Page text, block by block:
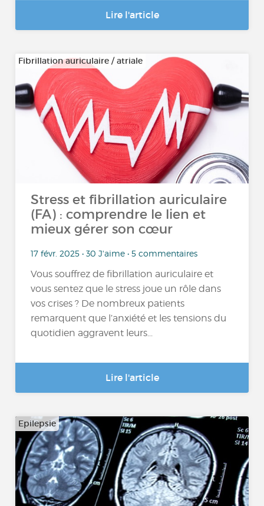
Lire l'article
Fibrillation auriculaire / atriale
Stress et fibrillation auriculaire
(FA) : comprendre le lien et
mieux gérer son cœur
17 févr. 2025 • 30 J'aime • 5 commentaires
Vous souffrez de fibrillation auriculaire et
vous sentez que le stress joue un rôle dans
vos crises ? De nombreux patients
remarquent que l’anxiété et les tensions du
quotidien aggravent leurs...
Lire l'article
Epilepsie